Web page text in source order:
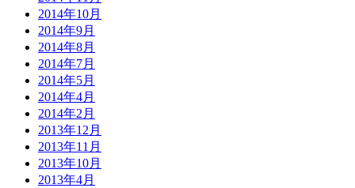
2014年10月
2014年9月
2014年8月
2014年7月
2014年5月
2014年4月
2014年2月
2013年12月
2013年11月
2013年10月
2013年4月